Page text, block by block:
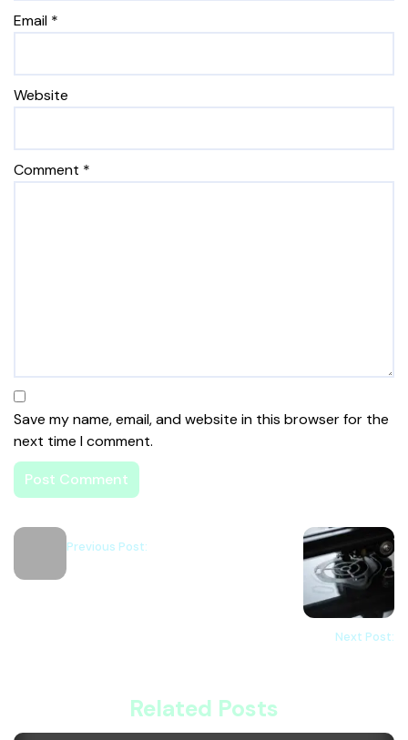
Email *
Website
Comment *
Save my name, email, and website in this browser for the
next time I comment.
Previous Post:
Next Post:
Related Posts